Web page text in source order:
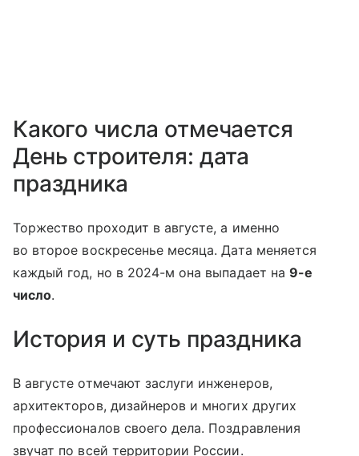
Какого числа отмечается
День строителя: дата
праздника
Торжество проходит в августе, а именно
во второе воскресенье месяца. Дата меняется
каждый год, но в 2024-м она выпадает на 9-е
число.
История и суть праздника
В августе отмечают заслуги инженеров,
архитекторов, дизайнеров и многих других
профессионалов своего дела. Поздравления
звучат по всей территории России.